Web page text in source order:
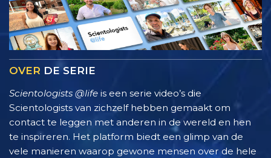
OVER DE SERIE
Scientologists @life is een serie video’s die
Scientologists van zichzelf hebben gemaakt om
contact te leggen met anderen in de wereld en hen
te inspireren. Het platform biedt een glimp van de
vele manieren waarop gewone mensen over de hele